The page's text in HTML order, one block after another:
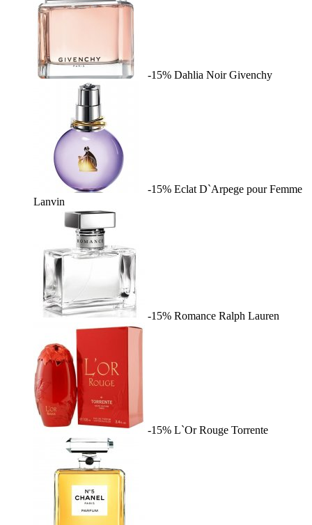
-15% Dahlia Noir Givenchy
-15% Eclat D`Arpege pour Femme
Lanvin
-15% Romance Ralph Lauren
-15% L`Or Rouge Torrente